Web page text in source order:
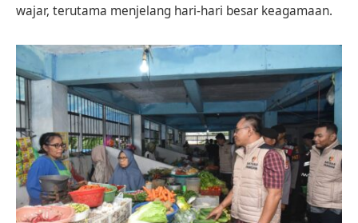
wajar, terutama menjelang hari-hari besar keagamaan.